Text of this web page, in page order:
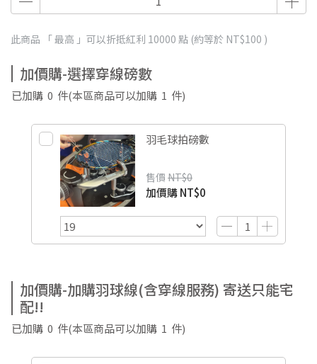
此商品 「 最高 」可以折抵紅利 10000 點 (約等於 NT$100 )
加價購-選擇穿線磅數
已加購 0 件(本區商品可以加購 1 件)
羽毛球拍磅數
售價 NT$0
加價購NT$0
加價購-加購羽球線(含穿線服務) 寄送只能宅
配!!
已加購 0 件(本區商品可以加購 1 件)